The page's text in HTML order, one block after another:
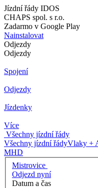
Jízdní řády IDOS
CHAPS spol. s r.o.
Zadarmo v Google Play
Nainstalovat
Odjezdy
Odjezdy
Spojení
Odjezdy
Jízdenky
Více
Všechny jízdní řády
Všechny jízdní řádyVlaky +
MHD
Mistrovice
Odjezd nyní
Datum a čas